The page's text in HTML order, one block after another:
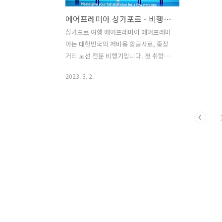
에어프레미아 싱가포르 - 비행기 안전할까? / 이코노미 35 좌석 / 기내식 후기
싱가포르 여행 에어프레미아 에어프레미
아는 대한민국의 저비용 항공사로, 중장
거리 노선 전문 비행기입니다. 첫 취항지
젤레스, 도쿄 노선을 운영하며, 23년 4월
2023. 3. 2.